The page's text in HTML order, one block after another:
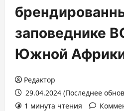
заповеднике
Южной
Редактор
29.04.2024 (Последнее
1 минута чтения